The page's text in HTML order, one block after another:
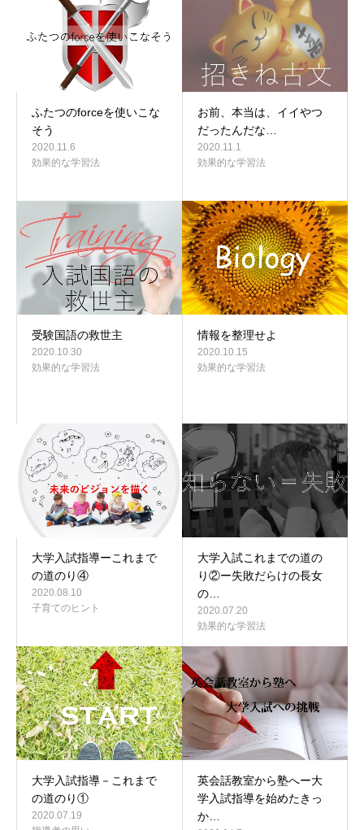
ふたつのforceを使いこな
そう
2020.11.6
効果的な学習法
お前、本当は、イイやつ
だったんだな…
2020.11.1
効果的な学習法
受験国語の救世主
2020.10.30
効果的な学習法
情報を整理せよ
2020.10.15
効果的な学習法
大学入試指導ーこれまで
の道のり④
2020.08.10
子育てのヒント
大学入試これまでの道の
り②ー失敗だらけの長女
の…
2020.07.20
効果的な学習法
大学入試指導－これまで
の道のり①
2020.07.19
英会話教室から塾へー大
学入試指導を始めたきっ
か…